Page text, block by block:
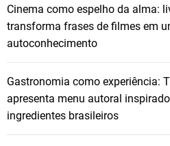
Cinema como espelho da alma:
transforma frases de filmes em
autoconhecimento
Gastronomia como experiência:
apresenta menu autoral
ingredientes brasileiros